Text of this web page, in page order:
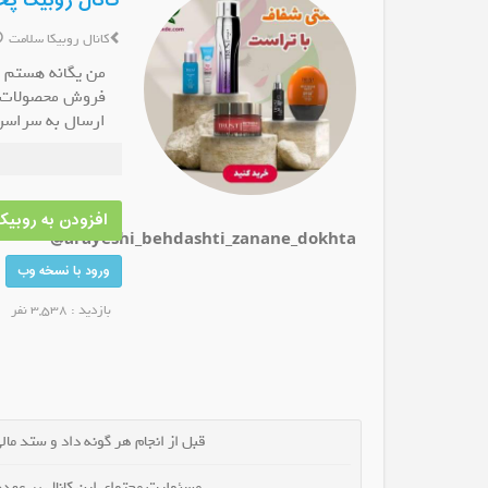
@arayeshi_behdashti_zanane_dokhta
کانال روبیکا سلامت
من یگانه
فروش محصولات
ارسال به
سفارشات
جهت سفارش
@yage_tak
حجم پیامها
افزودن به
ورود با نسخه وب
بازدید : 3,538 نفر
قبل از انجام هر گونه داد و ستد
کانال روبیکا املاک جزیره لاوان
عضو کانال شوید